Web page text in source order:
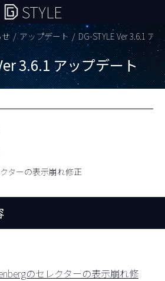
STYLE
アップデート DG-STYLE Ver 3.6.1 ア
3.6.1 アップデート
ターの表示崩れ修正
のセレクターの表示崩れ修